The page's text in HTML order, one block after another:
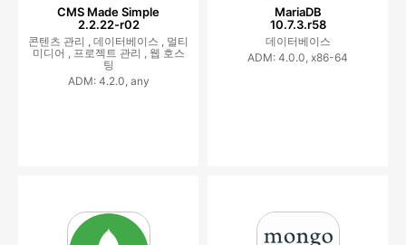
CMS Made Simple
2.2.22-r02
콘텐츠 관리 , 데이터베이스 , 멀티
미디어 , 프로젝트 관리 , 웹 호스
팅
ADM: 4.2.0, any
MariaDB
10.7.3.r58
데이터베이스
ADM: 4.0.0, x86-64